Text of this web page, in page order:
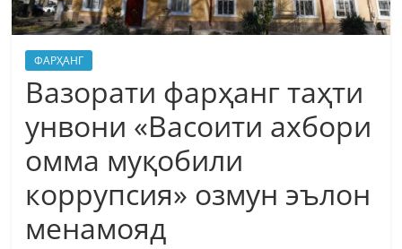
ФАРҲАНГ
Вазорати фарҳанг таҳти
унвони «Васоити ахбори
омма муқобили
коррупсия» озмун эълон
менамояд